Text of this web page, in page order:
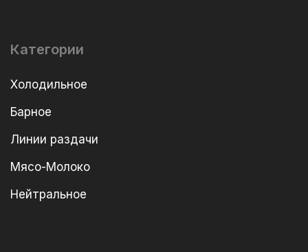
Категории
Холодильное
Барное
Линии раздачи
Мясо-Молоко
Нейтральное